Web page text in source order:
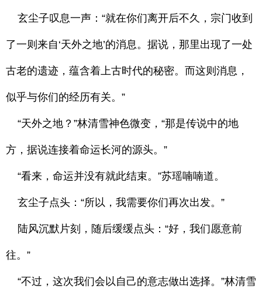
玄尘子叹息一声：“就在你们离开后不久，宗门收到
了一则来自‘天外之地’的消息。据说，那里出现了一处
古老的遗迹，蕴含着上古时代的秘密。而这则消息，
似乎与你们的经历有关。”
“天外之地？”林清雪神色微变，“那是传说中的地
方，据说连接着命运长河的源头。”
“看来，命运并没有就此结束。”苏瑶喃喃道。
玄尘子点头：“所以，我需要你们再次出发。”
陆风沉默片刻，随后缓缓点头：“好，我们愿意前
往。”
“不过，这次我们会以自己的意志做出选择。”林清雪